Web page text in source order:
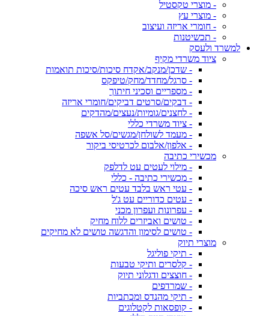
- מוצרי טקסטיל
- מוצרי עץ
- חומרי אריזה ועיצוב
- תכשיטנות
למשרד ולעסק
ציוד משרדי מקיף
- שדכן/מנקב/אקדח סיכות/סיכות תואמות
- סרגל/מחדד/מחק/טיפקס
- מספריים וסכיני חיתוך
- דבקים/סרטים דביקים/חומרי אריזה
- לחצנים/גומיות/נעצים/מהדקים
- ציוד משרדי כללי
- מעמד לשולחן/מגשים/סל אשפה
- אלפון/אלבום לכרטיסי ביקור
מכשירי כתיבה
- מילוי לעטים עט לדלפק
- מכשירי כתיבה - כללי
- עטי ראש בלבד עטים ראש סיכה
- עטים כדוריים עט ג'ל
- עפרונות ועפרון מכני
- טושים ואביזרים ללוח מחיק
- טושים לסימון והדגשה טושים לא מחיקים
מוצרי תיוק
- תיקי פוליגל
- קלסרים ותיקי טבעות
- חוצצים ודגלוני תיוק
- שמרדפים
- תיקי מהנדס ומכתביות
- קופסאות לקטלוגים